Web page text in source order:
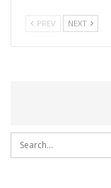
PREV NEXT